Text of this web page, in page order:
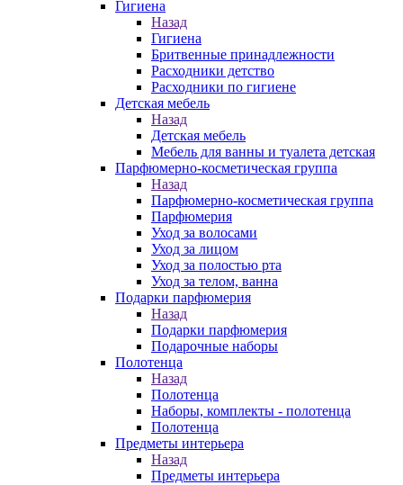
Гигиена
Назад
Гигиена
Бритвенные принадлежности
Расходники детство
Расходники по гигиене
Детская мебель
Назад
Детская мебель
Мебель для ванны и туалета детская
Парфюмерно-косметическая группа
Назад
Парфюмерно-косметическая группа
Парфюмерия
Уход за волосами
Уход за лицом
Уход за полостью рта
Уход за телом, ванна
Подарки парфюмерия
Назад
Подарки парфюмерия
Подарочные наборы
Полотенца
Назад
Полотенца
Наборы, комплекты - полотенца
Полотенца
Предметы интерьера
Назад
Предметы интерьера